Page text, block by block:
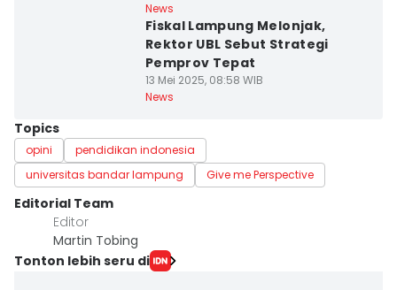
News
Fiskal Lampung Melonjak,
Rektor UBL Sebut Strategi
Pemprov Tepat
13 Mei 2025, 08:58 WIB
News
Topics
opini
pendidikan indonesia
universitas bandar lampung
Give me Perspective
Editorial Team
Editor
Martin Tobing
Tonton lebih seru di